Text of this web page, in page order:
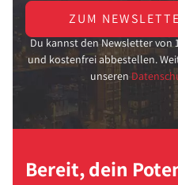
ZUM
Du kannst den Newsletter
und kostenfrei abbestellen.
unseren
Bereit, dein